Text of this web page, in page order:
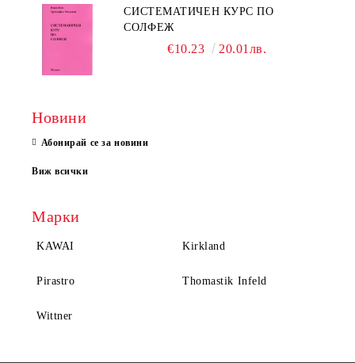
СИСТЕМАТИЧЕН КУРС ПО
СОЛФЕЖ
€10.23 20.01лв.
Новини
Абонирай се за новини
Виж всички
Марки
KAWAI Kirkland
Pirastro Thomastik Infeld
Wittner